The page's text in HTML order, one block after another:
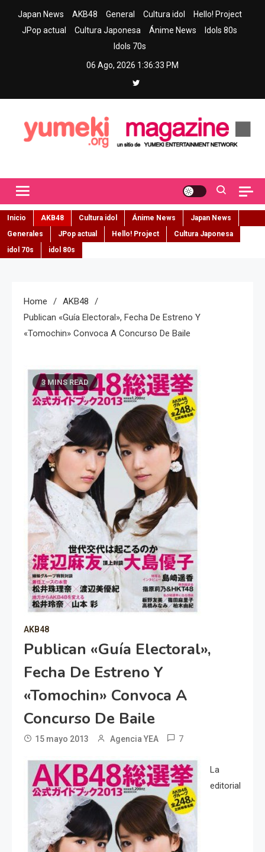
Japan News AKB48 General Cultura idol
Hello! Project
JPop actual
Cultura Japonesa Ánime News
Idols 80s
Idols 70s
06 Ago, 2026 1:36:35 PM
Inicio AKB48 Cultura idol Ánime News
Japan News
Generales
JPop actual Hello! Project
Cultura Japonesa
idol 70s
idol 80s
Home
AKB48
Publican «guía Electoral», Fecha De Estreno Y
«Tomochin» Convoca A Concurso De Baile
3 MINS READ
AKB48
Publican «guía Electoral»,
Fecha De Estreno Y
«Tomochin» Convoca A
Concurso De Baile
15 mayo 2013 Agencia YEA 7
La
editorial